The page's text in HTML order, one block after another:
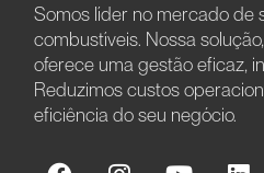
Somos líder no mercado de
combustíveis. Nossa
oferece uma gestão eficaz,
Reduzimos custos
eficiência do seu negócio.